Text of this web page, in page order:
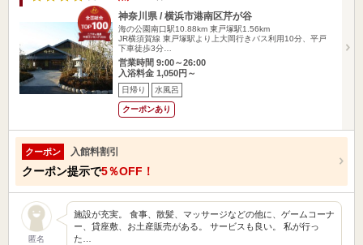
神奈川県 / 横浜市港南区芹が谷
海の公園南口駅10.88km 東戸塚駅1.56km
JR横須賀線 東戸塚駅より上大岡行きバス利用10分、平戸
下車徒歩3分…
営業時間 9:00～26:00
入浴料金 1,050円～
日帰り 水風呂
クーポンあり
クーポン 入館料割引
クーポン提示で5％OFF！
匿名
施設が充実。 食事、散髪、マッサージなどの他に、ゲームコーナ
ー、貸座敷、お土産販売がある。 サービスも良い。 私が行っ
た…